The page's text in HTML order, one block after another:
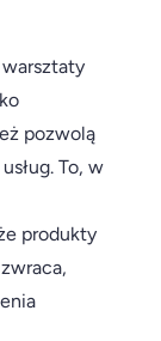
pozwolą
To, w
produkty